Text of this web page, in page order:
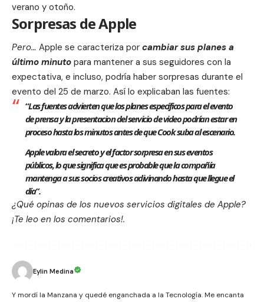
verano y otoño.
Sorpresas de Apple
Pero… Apple se caracteriza por cambiar sus planes a
último minuto para mantener a sus seguidores con la
expectativa, e incluso, podría haber sorpresas durante el
evento del 25 de marzo. Así lo explicaban las fuentes:
“Las fuentes advierten que los planes específicos para el evento
de prensa y la presentacion del servicio de video podrían estar en
proceso hasta los minutos antes de que Cook suba al escenario.
Apple valora el secreto y el factor sorpresa en sus eventos
públicos, lo que significa que es probable que la compañía
mantenga a sus socios creativos adivinando hasta que llegue el
día”.
¿Qué opinas de los nuevos servicios digitales de Apple?
¡Te leo en los comentarios!.
Eylin Medina
Y mordí la Manzana y quedé enganchada a la Tecnología. Me encanta